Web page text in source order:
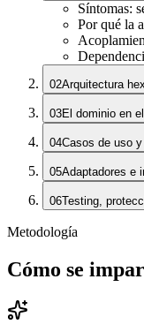
Síntomas:
Por qué la
02Arquitectura
03El dominio en
04Casos de uso
05Adaptadores e
06Testing,
Metodología
Cómo se